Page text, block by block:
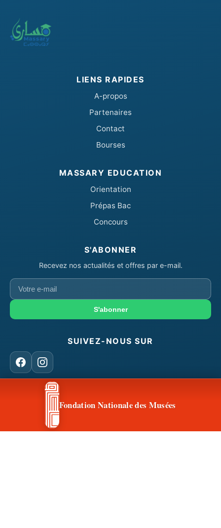
LIENS RAPIDES
A-propos
Partenaires
Contact
Bourses
MASSARY EDUCATION
Orientation
Prépas Bac
Concours
S'ABONNER
Recevez nos actualités et offres par e-mail.
Votre
e-
S'abonner
SUIVEZ-NOUS SUR
FacebookInstagram
CONTACT & ACCÈSFondation Nationale des Musées